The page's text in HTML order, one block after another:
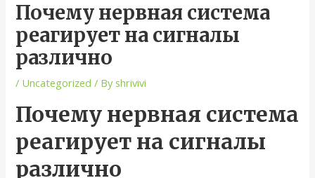
Почему нервная система
реагирует на сигналы
различно
/ Uncategorized / By shrivivi
Почему нервная система
реагирует на сигналы
различно